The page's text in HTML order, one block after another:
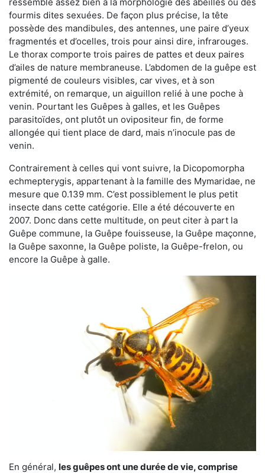
fourmis dites sexuées. De façon plus précise, la tête
possède des mandibules, des antennes, une paire d’yeux
fragmentés et d’ocelles, trois pour ainsi dire, infrarouges.
Le thorax comporte trois paires de pattes et deux paires
d’ailes de nature membraneuse. L’abdomen de la guêpe est
pigmenté de couleurs visibles, car vives, et à son
extrémité, on remarque, un aiguillon relié à une poche à
venin. Pourtant les Guêpes à galles, et les Guêpes
parasitoïdes, ont plutôt un ovipositeur fin, de forme
allongée qui tient place de dard, mais n’inocule pas de
venin.
Contrairement à celles qui vont suivre, la Dicopomorpha
echmepterygis, appartenant à la famille des Mymaridae, ne
mesure que 0.139 mm. C’est possiblement le plus petit
insecte dans cette catégorie. Elle a été découverte en
2007. Donc dans cette multitude, on peut citer à part la
Guêpe commune, la Guêpe fouisseuse, la Guêpe maçonne,
la Guêpe saxonne, la Guêpe poliste, la Guêpe-frelon, ou
encore la Guêpe à galle.
En général, les guêpes ont une durée de vie, comprise